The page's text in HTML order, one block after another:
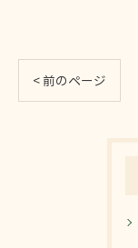
< 前のページ